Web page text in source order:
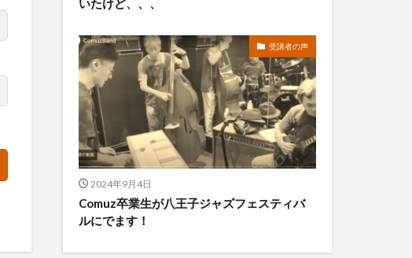
いたけど、、、
受講者の声
2024年9月4日
Comuz卒業生が八王子ジャズフェスティバ
ルにでます！